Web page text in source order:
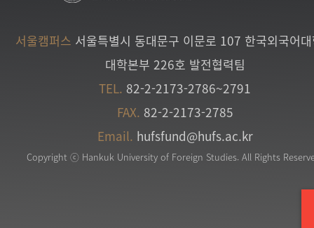
서울캠퍼스 서울특별시 동대문구 이문로 107 한국외국어
대학본부 226호 발전협력팀
TEL. 82-2-2173-2786~2791
FAX. 82-2-2173-2785
Email. hufsfund@hufs.ac.kr
Copyright ⓒ Hankuk University of Foreign Studies. All Rights